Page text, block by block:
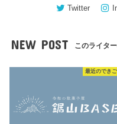
Twitter
NEW POST このライタ
最近のでき